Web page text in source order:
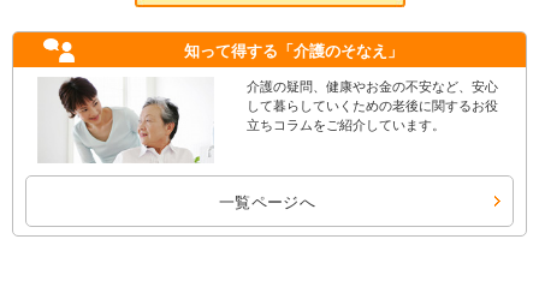
知って得する 「介護のそなえ」
介護の疑問、健康やお金の不安など、安心
して暮らしていくための老後に関するお役
立ちコラムをご紹介しています。
一覧ページへ